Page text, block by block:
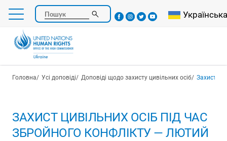
Перейти
основного
Пошук Select your
Українська
Рядок навіґації
Головна Усі доповіді Доповіді щодо захисту цивільних осіб Захист
ЗАХИСТ ЦИВІЛЬНИХ ОСІБ ПІД ЧАС
ЗБРОЙНОГО КОНФЛІКТУ — ЛЮТИЙ